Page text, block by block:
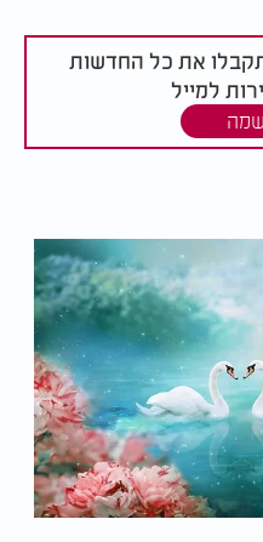
את כל החדשות
למייל